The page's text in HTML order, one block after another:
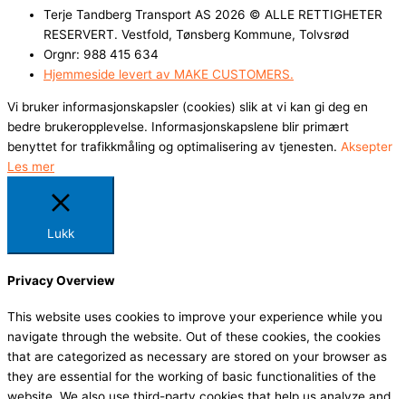
Terje Tandberg Transport AS 2026 © ALLE RETTIGHETER
RESERVERT. Vestfold, Tønsberg Kommune, Tolvsrød
Orgnr: 988 415 634
Hjemmeside levert av MAKE CUSTOMERS.
Vi bruker informasjonskapsler (cookies) slik at vi kan gi deg en
bedre brukeropplevelse. Informasjonskapslene blir primært
benyttet for trafikkmåling og optimalisering av tjenesten. Aksepter
Les mer
Lukk
Privacy Overview
This website uses cookies to improve your experience while you
navigate through the website. Out of these cookies, the cookies
that are categorized as necessary are stored on your browser as
they are essential for the working of basic functionalities of the